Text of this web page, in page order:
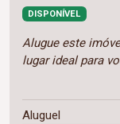
DISPONÍVEL
Alugue este
lugar ideal para
Aluguel